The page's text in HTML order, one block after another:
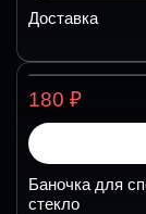
Доставка
180 ₽
Баночка для
стекло